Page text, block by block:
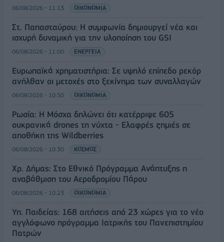
06/08/2026 - 11:13 ΟΙΚΟΝΟΜΙΑ
Στ. Παπασταύρου: Η συμφωνία δημιουργεί νέα και
ισχυρή δυναμική για την υλοποίηση του GSI
06/08/2026 - 11:00 ΕΝΕΡΓΕΙΑ
Ευρωπαϊκά χρηματιστήρια: Σε υψηλό επίπεδο ρεκόρ
ανήλθαν οι μετοχές στο ξεκίνημα των συναλλαγών
06/08/2026 - 10:50 ΟΙΚΟΝΟΜΙΑ
Ρωσία: Η Μόσχα δηλώνει ότι κατέρριψε 605
ουκρανικά drones τη νύχτα - Ελαφρές ζημιές σε
αποθήκη της Wildberries
06/08/2026 - 10:30 ΚΟΣΜΟΣ
Χρ. Δήμας: Στο Εθνικό Πρόγραμμα Ανάπτυξης η
αναβάθμιση του Αεροδρομίου Πάρου
06/08/2026 - 10:23 ΟΙΚΟΝΟΜΙΑ
Υπ. Παιδείας: 168 αιτήσεις από 23 χώρες για το νέο
αγγλόφωνο πρόγραμμα Ιατρικής του Πανεπιστημίου
Πατρών